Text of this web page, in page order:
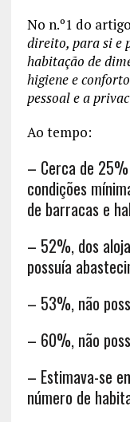
No n.º1 do
direito, para si e
habitação de
higiene e
pessoal e a
Ao tempo:
– Cerca de
condições
de barracas e
– 52%, dos
possuía
– 53%, não
– 60%, não
– Estimava-se
número de